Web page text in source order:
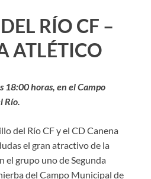
RÍO CF –
ATLÉTICO
18:00 horas, en el Campo
Río.
del Río CF y el CD Canena
el gran atractivo de la
el grupo uno de Segunda
del Campo Municipal de